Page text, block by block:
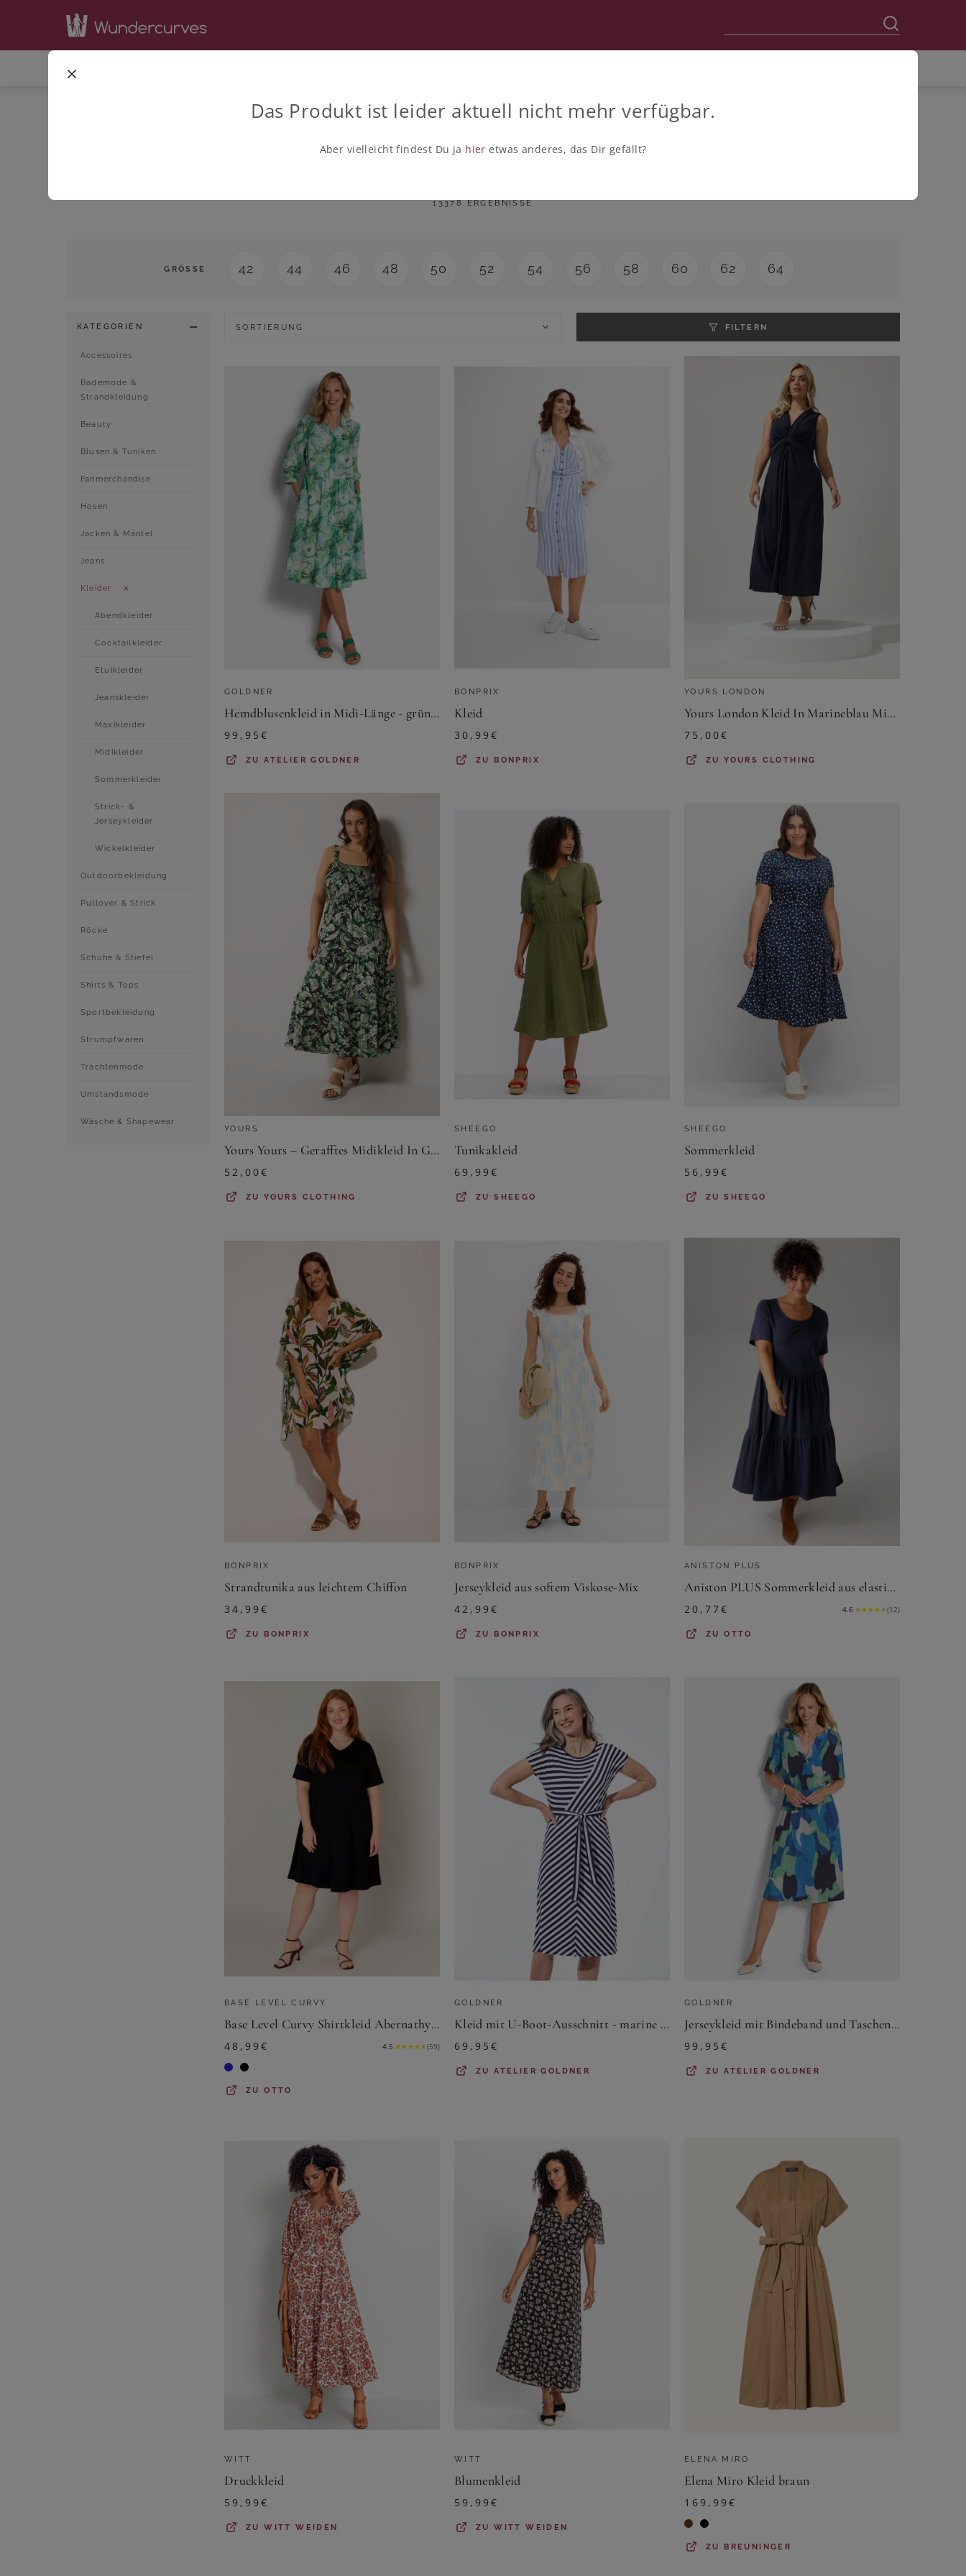
KLEIDER
13378 ERGEBNISSE
GRÖSSE 42 44 46 48 50 52 54 56 58 60 62 64
KATEGORIEN
Accessoires
Bademode &
Strandkleidung
Beauty
Blusen & Tuniken
Fanmerchandise
Hosen
Jacken & Mäntel
Jeans
Kleider
Abendkleider
Cocktailkleider
Etuikleider
Jeanskleider
Maxikleider
Midikleider
Sommerkleider
Strick- &
Jerseykleider
Wickelkleider
Outdoorbekleidung
Pullover & Strick
Röcke
Schuhe & Stiefel
Shirts & Tops
Sportbekleidung
Strumpfwaren
Trachtenmode
Umstandsmode
Wäsche & Shapewear
SORTIERUNG FILTERN
GOLDNER
Hemdblusenkleid in Midi-Länge - grün / gemustert - Gr. 25 von Goldner Fashion
99,95€
ZUATELIER GOLDNER
BONPRIX
Kleid
30,99€
ZU BONPRIX
YOURS LONDON
Yours London Kleid In Marineblau Mit Knotendetail Size 50
75,00€
ZUYOURS CLOTHING
YOURS
Yours Yours – Gerafftes Midikleid In Grün Mit Blumenmustersize 48
52,00€
ZUYOURS CLOTHING
SHEEGO
Tunikakleid
69,99€
ZUSHEEGO
SHEEGO
Sommerkleid
56,99€
ZUSHEEGO
BONPRIX
Strandtunika aus leichtem Chiffon
34,99€
ZU BONPRIX
BONPRIX
Jerseykleid aus softem Viskose-Mix
42,99€
ZU BONPRIX
ANISTON PLUS
Aniston PLUS Sommerkleid aus elastischer Jersey-Qualität
20,77€ 4.6 ★★★★★ (12)
ZUOTTO
BASE LEVEL CURVY
Base Level Curvy Shirtkleid Abernathy Sommerkleid In leicht ausgestellter Form
48,99€ 4.5 ★★★★★ (59)
ZUOTTO
GOLDNER
Kleid mit U-Boot-Ausschnitt - marine / weiß / gemustert - Gr. 23 von Goldner Fashion
69,95€
ZUATELIER GOLDNER
GOLDNER
Jerseykleid mit Bindeband und Taschen - blau / grün / gemustert - Gr. 24 von Goldner Fashion
99,95€
ZUATELIER GOLDNER
WITT
Druckkleid
59,99€
ZUWITT WEIDEN
WITT
Blumenkleid
59,99€
ZUWITT WEIDEN
ELENA MIRO
Elena Miro Kleid braun
169,99€
ZU BREUNINGER
Das Produkt ist leider aktuell nicht mehr verfügbar.
Aber vielleicht findest Du ja hier etwas anderes, das Dir gefällt?